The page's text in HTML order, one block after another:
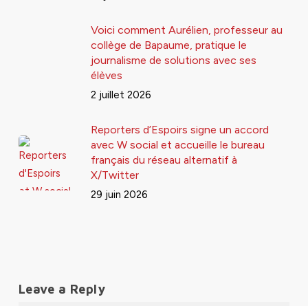
Voici comment Aurélien, professeur au
collège de Bapaume, pratique le
journalisme de solutions avec ses
élèves
2 juillet 2026
Reporters d’Espoirs signe un accord
avec W social et accueille le bureau
français du réseau alternatif à
X/Twitter
29 juin 2026
Leave a Reply